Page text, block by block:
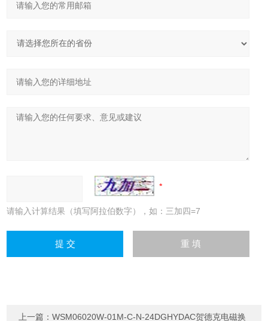
请输入计算结果（填写阿拉伯数字），如：三加四=7
上一篇：WSM06020W-01M-C-N-24DGHYDAC贺德克电磁换